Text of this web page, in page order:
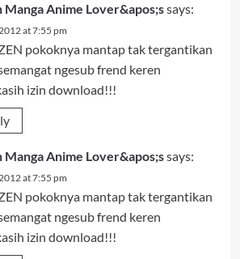
Manga Anime Lover&apos;ssays:
at 7:55 pm
pokoknya mantap tak tergantikan
ngesub frend keren
izin download!!!
Manga Anime Lover&apos;ssays:
at 7:55 pm
pokoknya mantap tak tergantikan
ngesub frend keren
izin download!!!